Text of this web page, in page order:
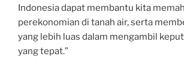
Indonesia dapat membantu kita
perekonomian di tanah air, serta
yang lebih luas dalam mengambil
yang tepat.”